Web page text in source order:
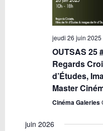
jeudi 26 juin 2025
OUTSAS 25
Regards
d’Études,
Master
Cinéma Galeries
juin 2026